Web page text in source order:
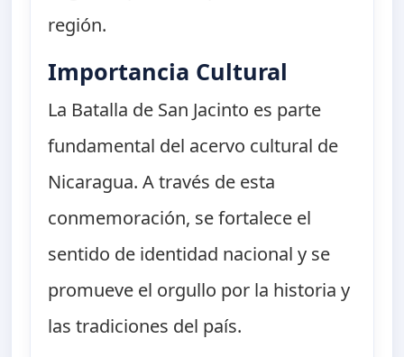
región.
Importancia Cultural
La Batalla de San Jacinto es parte
fundamental del acervo cultural de
Nicaragua. A través de esta
conmemoración, se fortalece el
sentido de identidad nacional y se
promueve el orgullo por la historia y
las tradiciones del país.